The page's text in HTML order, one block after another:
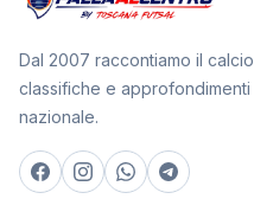
Dal 2007 raccontiamo il
classifiche e
nazionale.